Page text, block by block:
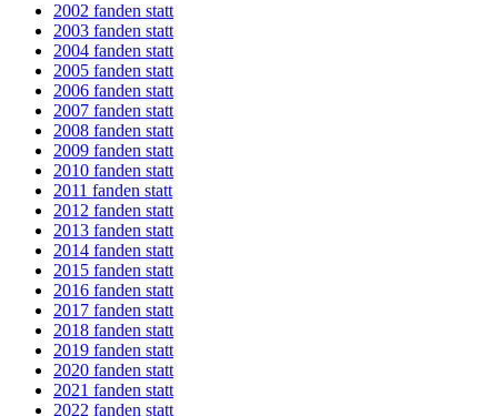
2002 fanden statt
2003 fanden statt
2004 fanden statt
2005 fanden statt
2006 fanden statt
2007 fanden statt
2008 fanden statt
2009 fanden statt
2010 fanden statt
2011 fanden statt
2012 fanden statt
2013 fanden statt
2014 fanden statt
2015 fanden statt
2016 fanden statt
2017 fanden statt
2018 fanden statt
2019 fanden statt
2020 fanden statt
2021 fanden statt
2022 fanden statt